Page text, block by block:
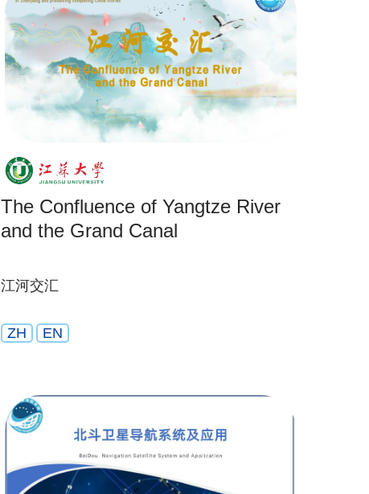
The Confluence of Yangtze River
and the Grand Canal
江河交汇
ZH EN